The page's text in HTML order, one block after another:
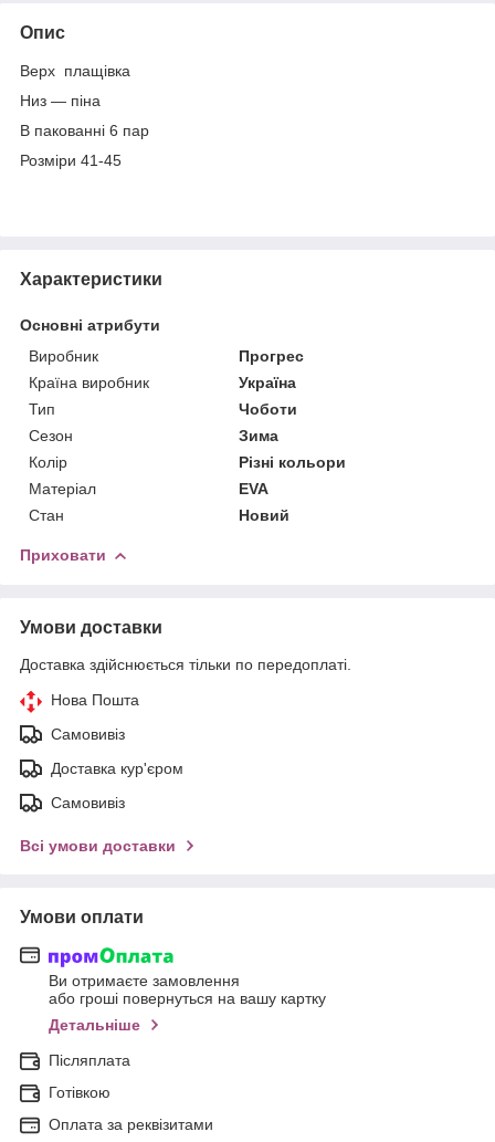
Опис
Верх плащівка
Низ — піна
В пакованні 6 пар
Розміри 41-45
Характеристики
Основні атрибути
Виробник
Прогрес
Країна виробник
Україна
Тип
Чоботи
Сезон
Зима
Колір
Різні кольори
Матеріал
EVA
Стан
Новий
Приховати
Умови доставки
Доставка здійснюється тільки по передоплаті.
Нова Пошта
Самовивіз
Доставка кур'єром
Самовивіз
Всі умови доставки
Умови оплати
Ви отримаєте замовлення
або гроші повернуться на вашу картку
Детальніше
Післяплата
Готівкою
Оплата за реквізитами